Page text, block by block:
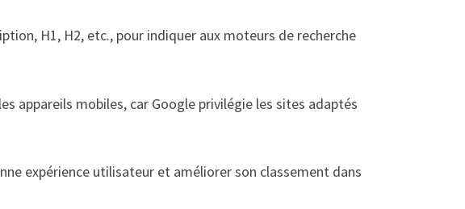
H1, H2, etc., pour indiquer aux moteurs de recherche
appareils mobiles, car Google privilégie les sites adaptés
expérience utilisateur et améliorer son classement dans